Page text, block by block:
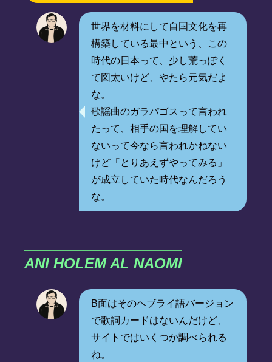
世界を材料にして自国文化を再
構築している最中という、この
時代の日本って、少し荒っぽく
て図太いけど、やたら元気だよ
な。
歌謡曲のガラパゴスって言われ
たって、相手の国を理解してい
ないって今なら言われかねない
けど「とりあえずやってみる」
が成立していた時代なんだろう
な。
ANI HOLEM AL NAOMI
B面はそのヘブライ語バージョン
で歌詞カードはないんだけど、
サイトではいくつか調べられる
ね。